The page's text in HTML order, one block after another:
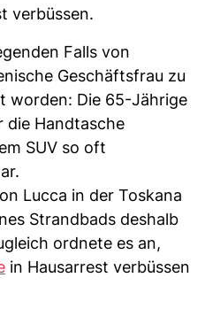
verbüssen.
Falls von
Geschäftsfrau zu
worden: Die 65-Jährige
die Handtasche
SUV so oft
Lucca in der Toskana
Strandbads deshalb
ordnete es an,
in Hausarrest verbüssen